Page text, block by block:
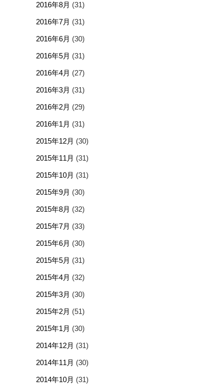
2016年8月 (31)
2016年7月 (31)
2016年6月 (30)
2016年5月 (31)
2016年4月 (27)
2016年3月 (31)
2016年2月 (29)
2016年1月 (31)
2015年12月 (30)
2015年11月 (31)
2015年10月 (31)
2015年9月 (30)
2015年8月 (32)
2015年7月 (33)
2015年6月 (30)
2015年5月 (31)
2015年4月 (32)
2015年3月 (30)
2015年2月 (51)
2015年1月 (30)
2014年12月 (31)
2014年11月 (30)
2014年10月 (31)